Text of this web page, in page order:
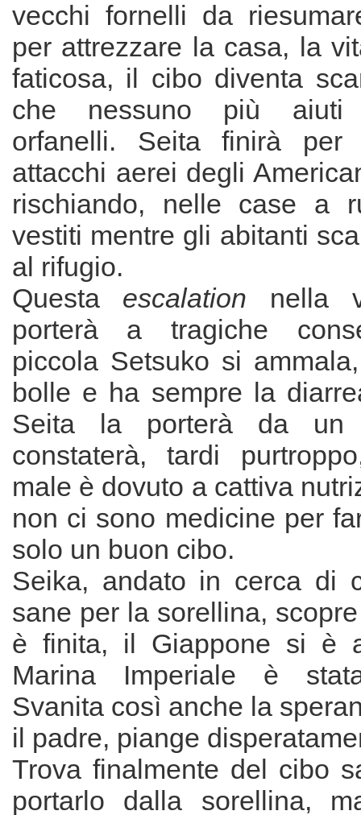
vecchi fornelli da
per attrezzare la casa, la
faticosa, il cibo diventa
che nessuno più
orfanelli. Seita finirà per
attacchi aerei degli
rischiando, nelle case a
vestiti mentre gli abitanti
al rifugio.
Questa escalation nella
porterà a tragiche
piccola Setsuko si
bolle e ha sempre la
Seita la porterà da un
constaterà, tardi
male è dovuto a cattiva
non ci sono medicine per
solo un buon cibo.
Seika, andato in cerca di
sane per la sorellina,
è finita, il Giappone si è
Marina Imperiale è
Svanita così anche la
il padre, piange
Trova finalmente del cibo
portarlo dalla sorellina,